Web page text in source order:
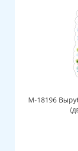
М-18196